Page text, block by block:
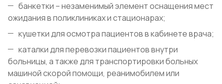
банкетки – незаменимый элемент оснащения мест
ожидания в поликлиниках и стационарах;
кушетки для осмотра пациентов в кабинете врача;
каталки для перевозки пациентов внутри
больницы, а также для транспортировки больных
машиной скорой помощи, реанимобилем или